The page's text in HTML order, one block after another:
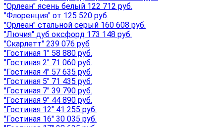
"Орлеан" ясень белый 122 712 руб.
"Флоренция" от 125 520 руб.
"Орлеан" стальной серый 160 608 руб.
"Лючия" дуб оксфорд 173 148 руб.
"Скарлетт" 239 076 руб
"Гостиная 1" 58 880 руб.
"Гостиная 2" 71 060 руб.
"Гостиная 4" 57 635 руб.
"Гостиная 5" 71 435 руб.
"Гостиная 7" 39 790 руб.
"Гостиная 9" 44 890 руб.
"Гостиная 12" 41 255 руб.
"Гостиная 16" 30 035 руб.